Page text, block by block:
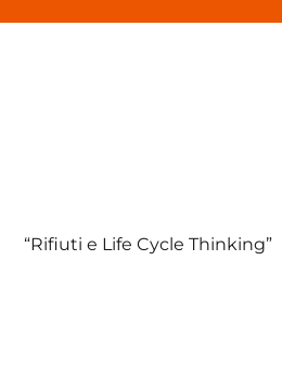
“Rifiuti e Life Cycle Thinking”